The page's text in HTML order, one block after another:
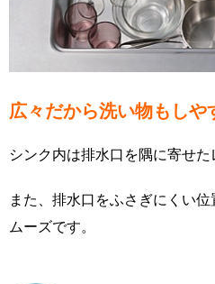
広々だから洗い物もしや
シンク内は排水口を隅に寄せた
また、排水口をふさぎにくい
ムーズです。